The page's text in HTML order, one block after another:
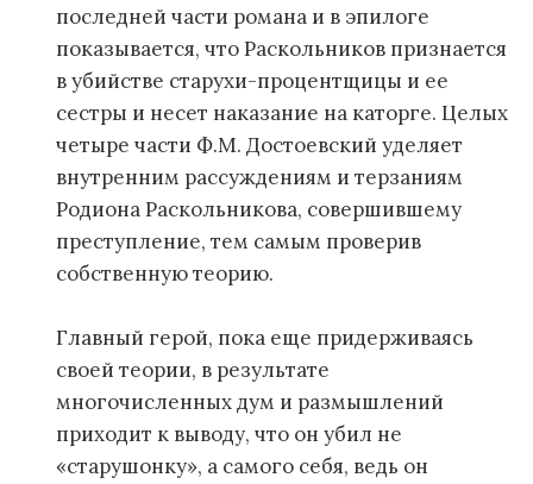
последней части романа и в эпилоге
показывается, что Раскольников признается
в убийстве старухи-процентщицы и ее
сестры и несет наказание на каторге. Целых
четыре части Ф.М. Достоевский уделяет
внутренним рассуждениям и терзаниям
Родиона Раскольникова, совершившему
преступление, тем самым проверив
собственную теорию.
Главный герой, пока еще придерживаясь
своей теории, в результате
многочисленных дум и размышлений
приходит к выводу, что он убил не
«старушонку», а самого себя, ведь он